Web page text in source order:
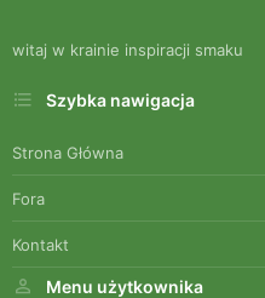
witaj w krainie inspiracji smaku
Szybka nawigacja
Strona Główna
Fora
Kontakt
Menu użytkownika